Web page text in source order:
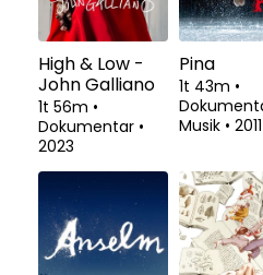
High & Low -
John Galliano
1t 56m •
Dokumentar •
2023
Pina
1t 43m •
Musik • 2011